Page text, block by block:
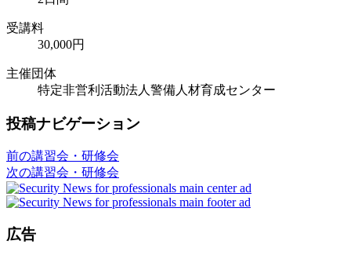
受講料
30,000円
主催団体
特定非営利活動法人警備人材育成センター
投稿ナビゲーション
前の講習会・研修会
次の講習会・研修会
広告